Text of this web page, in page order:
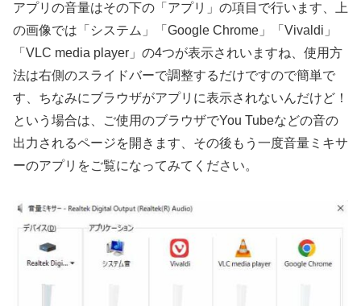
アプリの音量はその下の「アプリ」の項目で行います、上
の画像では「システム」「Google Chrome」「Vivaldi」
「VLC media player」の4つが表示されいますね、使用方
法は右側のスライドバーで調整するだけですので簡単で
す、ちなみにブラウザがアプリに表示されないんだけど！
という場合は、ご使用のブラウザでYou Tubeなどの音の
出力されるページを開きます、その後もう一度音量ミキサ
ーのアプリをご覧になってみてください。